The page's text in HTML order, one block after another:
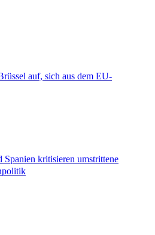
auf, sich aus dem EU-
kritisieren umstrittene